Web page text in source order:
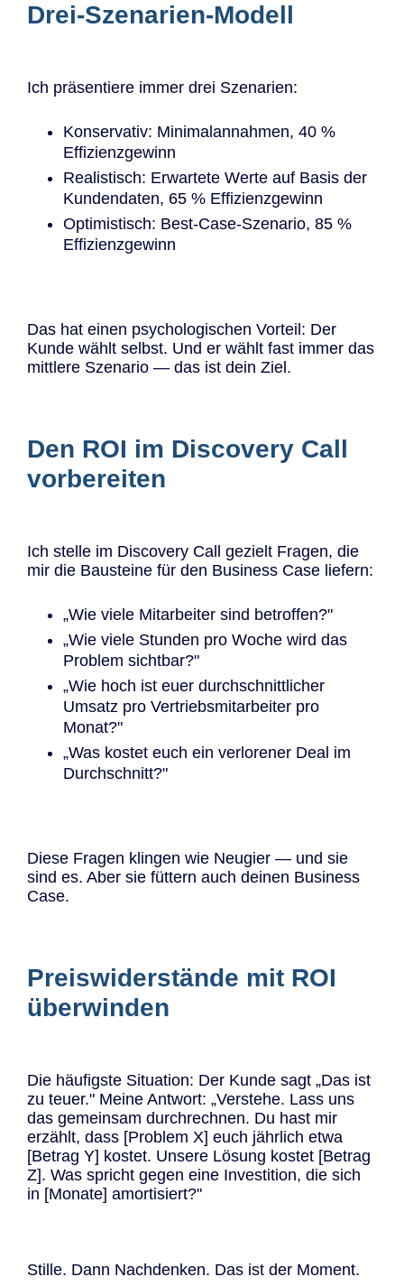
Drei-Szenarien-Modell
Ich präsentiere immer drei Szenarien:
Konservativ: Minimalannahmen, 40 %
Effizienzgewinn
Realistisch: Erwartete Werte auf Basis der
Kundendaten, 65 % Effizienzgewinn
Optimistisch: Best-Case-Szenario, 85 %
Effizienzgewinn
Das hat einen psychologischen Vorteil: Der
Kunde wählt selbst. Und er wählt fast immer das
mittlere Szenario — das ist dein Ziel.
Den ROI im Discovery Call
vorbereiten
Ich stelle im Discovery Call gezielt Fragen, die
mir die Bausteine für den Business Case liefern:
„Wie viele Mitarbeiter sind betroffen?"
„Wie viele Stunden pro Woche wird das
Problem sichtbar?"
„Wie hoch ist euer durchschnittlicher
Umsatz pro Vertriebsmitarbeiter pro
Monat?"
„Was kostet euch ein verlorener Deal im
Durchschnitt?"
Diese Fragen klingen wie Neugier — und sie
sind es. Aber sie füttern auch deinen Business
Case.
Preiswiderstände mit ROI
überwinden
Die häufigste Situation: Der Kunde sagt „Das ist
zu teuer." Meine Antwort: „Verstehe. Lass uns
das gemeinsam durchrechnen. Du hast mir
erzählt, dass [Problem X] euch jährlich etwa
[Betrag Y] kostet. Unsere Lösung kostet [Betrag
Z]. Was spricht gegen eine Investition, die sich
in [Monate] amortisiert?"
Stille. Dann Nachdenken. Das ist der Moment.